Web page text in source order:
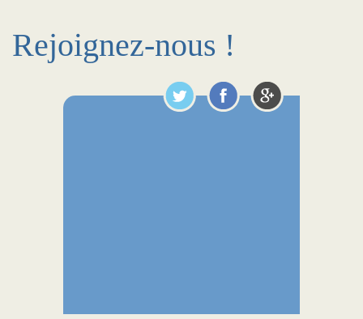
Rejoignez-nous !